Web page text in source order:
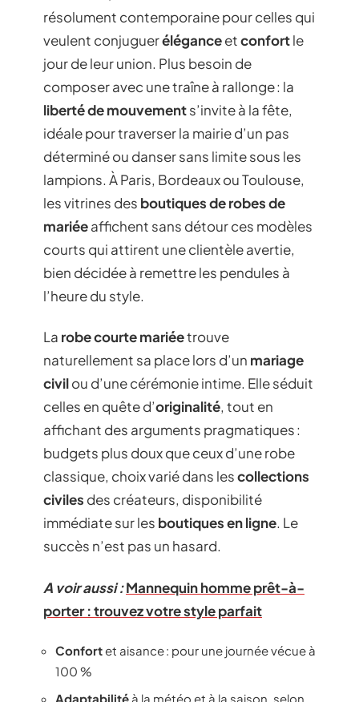
résolument contemporaine pour celles qui
veulent conjugueréléganceetconfortle
jour de leur union. Plus besoin de
composer avec une traîne à rallonge : la
liberté de mouvements’invite à la fête,
idéale pour traverser la mairie d’un pas
déterminé ou danser sans limite sous les
lampions. À Paris, Bordeaux ou Toulouse,
les vitrines des boutiques de robes de
mariéeaffichent sans détour ces modèles
courts qui attirent une clientèle avertie,
bien décidée à remettre les pendules à
l’heure du style.
La robe courte mariéetrouve
naturellement sa place lors d’un mariage
civilou d’une cérémonie intime. Elle séduit
celles en quête d’originalité, tout en
affichant des arguments pragmatiques :
budgets plus doux que ceux d’une robe
classique, choix varié dans lescollections
civiles des créateurs, disponibilité
immédiate sur les boutiques en ligne. Le
succès n’est pas un hasard.
A voir aussi :Mannequin homme prêt-à-
porter : trouvez votre style parfait
Confortet aisance : pour une journée vécue à
100 %
Adaptabilité à la météo et à la saison, selon